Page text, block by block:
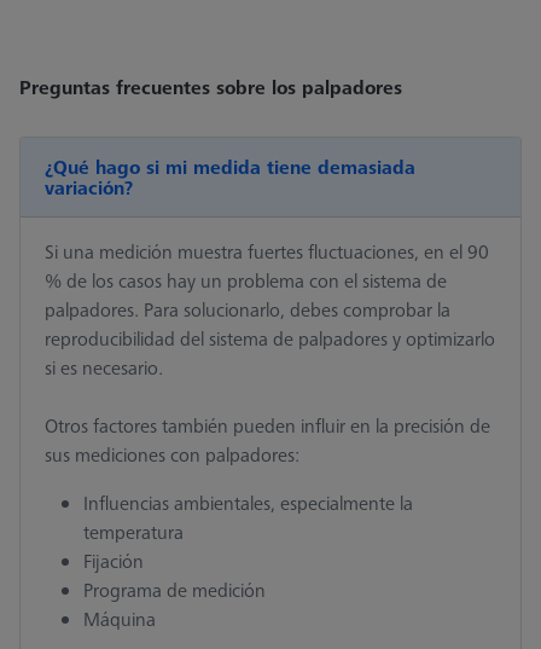
Preguntas frecuentes sobre los palpadores
¿Qué hago si mi medida tiene demasiada
variación?
Si una medición muestra fuertes fluctuaciones, en el 90
% de los casos hay un problema con el sistema de
palpadores. Para solucionarlo, debes comprobar la
reproducibilidad del sistema de palpadores y optimizarlo
si es necesario.
Otros factores también pueden influir en la precisión de
sus mediciones con palpadores:
Influencias ambientales, especialmente la
temperatura
Fijación
Programa de medición
Máquina